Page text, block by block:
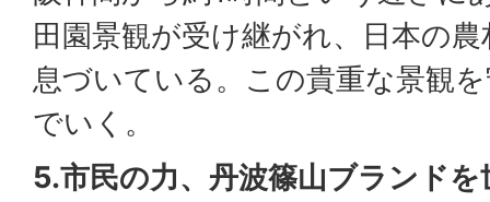
田園景観が受け継がれ、日本の
息づいている。この貴重な景観
でいく。
5.市民の力、丹波篠山ブランドを